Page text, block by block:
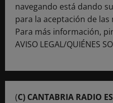
navegando está dando
para la aceptación de
Para más información,
AVISO LEGAL/QUIÉNES
(C) CANTABRIA RADIO